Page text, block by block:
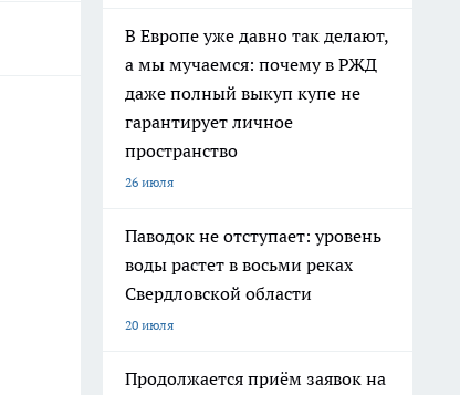
В Европе уже давно так делают,
а мы мучаемся: почему в РЖД
даже полный выкуп купе не
гарантирует личное
пространство
26 июля
Паводок не отступает: уровень
воды растет в восьми реках
Свердловской области
20 июля
Продолжается приём заявок на